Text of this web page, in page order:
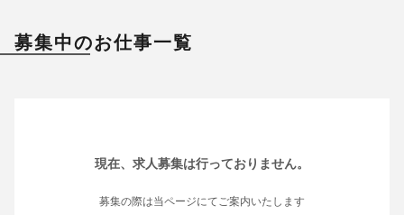
募集中のお仕事一覧
現在、求人募集は行っておりません。
募集の際は当ページにてご案内いたします